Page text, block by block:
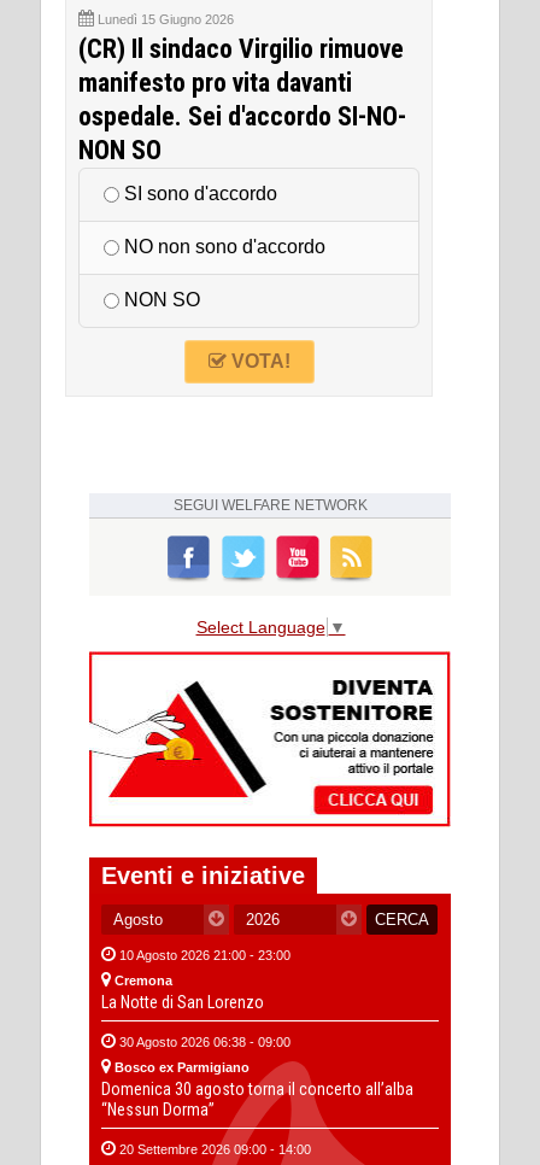
Lunedì 15 Giugno 2026
(CR) Il sindaco Virgilio rimuove
manifesto pro vita davanti
ospedale. Sei d'accordo SI-NO-
NON SO
SI sono d'accordo
NO non sono d'accordo
NON SO
VOTA!
SEGUI WELFARE NETWORK
Select Language ▼
Eventi e iniziative
10 Agosto 2026 21:00 - 23:00
Cremona
La Notte di San Lorenzo
30 Agosto 2026 06:38 - 09:00
Bosco ex Parmigiano
Domenica 30 agosto torna il concerto all’alba
“Nessun Dorma”
20 Settembre 2026 09:00 - 14:00